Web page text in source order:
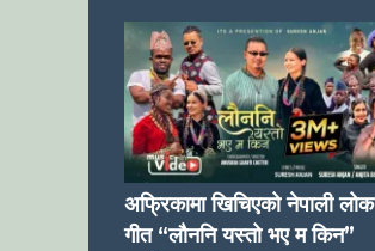
अफ्रिकामा खिचिएको नेपाली लोक
गीत “लौननि यस्तो भए म किन”